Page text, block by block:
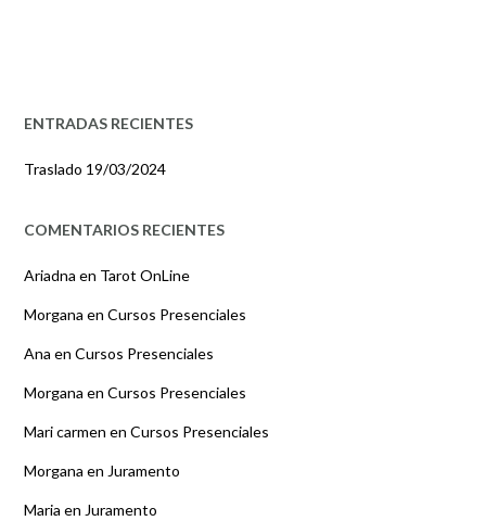
ENTRADAS RECIENTES
Traslado 19/03/2024
COMENTARIOS RECIENTES
Ariadna en Tarot OnLine
Morgana en Cursos Presenciales
Ana en Cursos Presenciales
Morgana en Cursos Presenciales
Mari carmen en Cursos Presenciales
Morgana en Juramento
Maria en Juramento